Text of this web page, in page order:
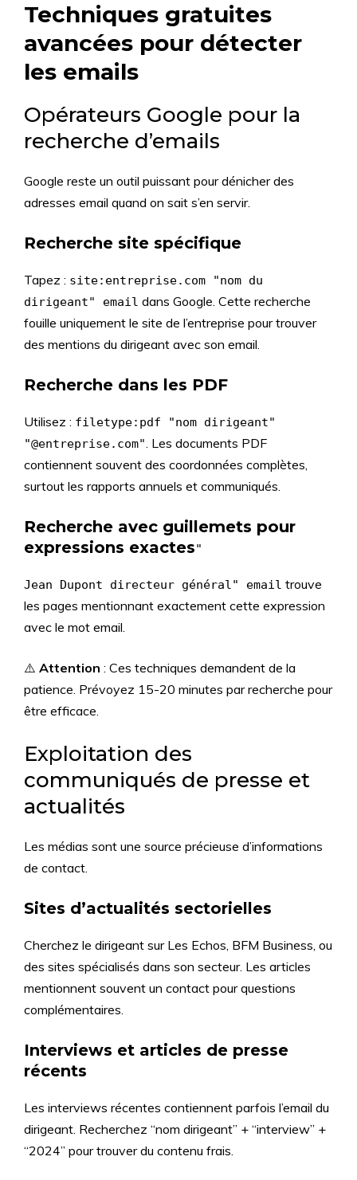
Techniques gratuites
avancées pour détecter
les emails
Opérateurs Google pour la
recherche d’emails
Google reste un outil puissant pour dénicher des
adresses email quand on sait s’en servir.
Recherche site spécifique
Tapez : site:entreprise.com "nom du
dirigeant" email dans Google. Cette recherche
fouille uniquement le site de l’entreprise pour trouver
des mentions du dirigeant avec son email.
Recherche dans les PDF
Utilisez : filetype:pdf "nom dirigeant"
"@entreprise.com". Les documents PDF
contiennent souvent des coordonnées complètes,
surtout les rapports annuels et communiqués.
Recherche avec guillemets pour
expressions exactes"
Jean Dupont directeur général" email trouve
les pages mentionnant exactement cette expression
avec le mot email.
⚠️ Attention : Ces techniques demandent de la
patience. Prévoyez 15-20 minutes par recherche pour
être efficace.
Exploitation des
communiqués de presse et
actualités
Les médias sont une source précieuse d’informations
de contact.
Sites d’actualités sectorielles
Cherchez le dirigeant sur Les Echos, BFM Business, ou
des sites spécialisés dans son secteur. Les articles
mentionnent souvent un contact pour questions
complémentaires.
Interviews et articles de presse
récents
Les interviews récentes contiennent parfois l’email du
dirigeant. Recherchez “nom dirigeant” + “interview” +
“2024” pour trouver du contenu frais.